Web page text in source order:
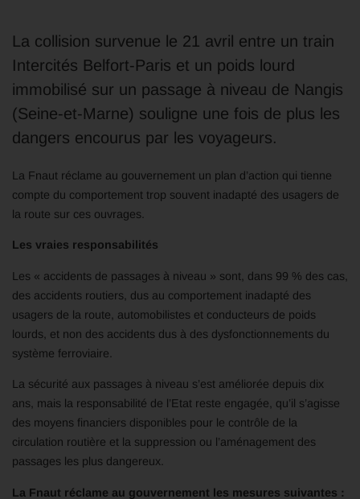
La collision survenue le 21 avril entre un train
Intercités Belfort-Paris et un poids lourd
immobilisé sur un passage à niveau de Nangis
(Seine-et-Marne) souligne une fois de plus les
dangers encourus par les voyageurs.
La Fnaut réclame au gouvernement un plan d’action qui tienne
compte du comportement trop souvent inadapté des usagers de
la route sur ces ouvrages.
Les vraies responsabilités
Les « accidents de passages à niveau » sont, dans 99 % des cas,
des accidents routiers, dus au comportement inadapté des
usagers de la route, automobilistes et conducteurs de poids
lourds, et non des accidents dus à des dysfonctionnements du
système ferroviaire.
La sécurité aux passages à niveau s’est améliorée depuis dix
ans, mais la responsabilité de l’Etat reste engagée, qu’il s’agisse
des moyens financiers disponibles pour le contrôle de la
circulation routière et la suppression ou l’aménagement des
passages les plus dangereux.
La Fnaut réclame au gouvernement les mesures suivantes :